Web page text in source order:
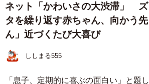
ネット「かわいさの大渋滞」
タを繰り返す赤ちゃん、向かう
ん」近づくたび大喜び
ししまる555
「息子、定期的に喜ぶの面白い」と題